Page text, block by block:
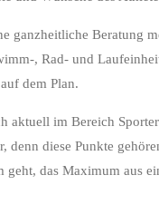
ganzheitliche Beratung
, Rad- und
dem Plan.
aktuell im Bereich
denn diese Punkte
geht, das Maximum aus